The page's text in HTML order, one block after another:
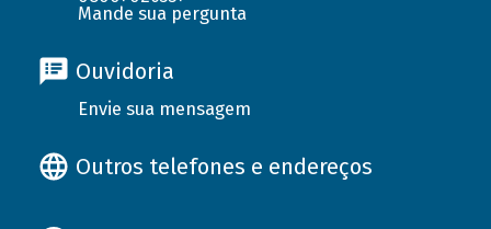
Mande sua pergunta
Ouvidoria
Envie sua mensagem
Outros telefones e endereços